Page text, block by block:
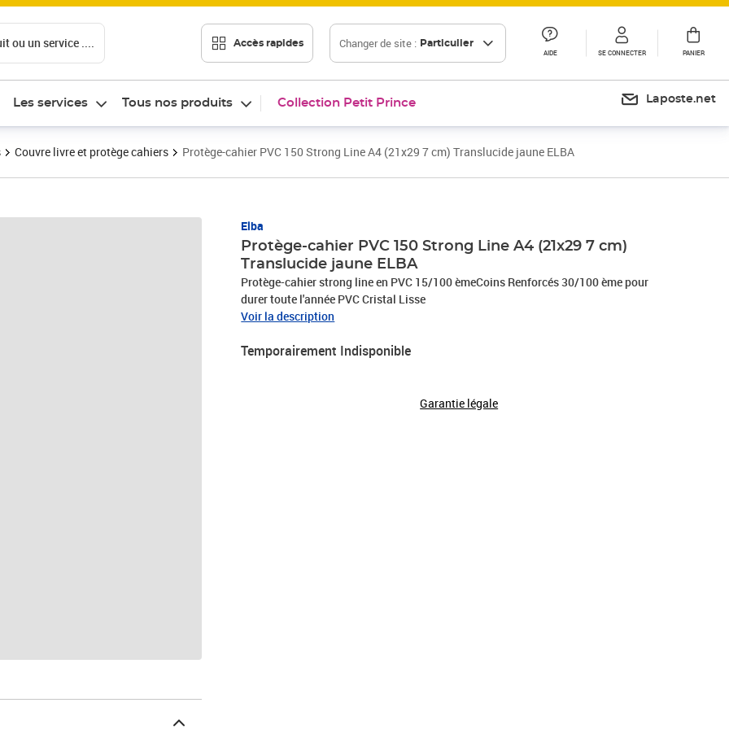
ou un service .... Accès rapides Changer de site : Particulier
AIDE SE CONNECTER PANIER
Les services Tous nos produits Collection Petit Prince Laposte.net
Couvre livre et protège cahiers Protège-cahier PVC 150 Strong Line A4 (21x29 7 cm) Translucide jaune ELBA
Elba
Protège-cahier PVC 150 Strong Line A4 (21x29 7 cm)
Translucide jaune ELBA
Protège-cahier strong line en PVC 15/100 èmeCoins Renforcés 30/100 ème pour
durer toute l'année PVC Cristal Lisse
Voir la description
Temporairement Indisponible
Garantie légale